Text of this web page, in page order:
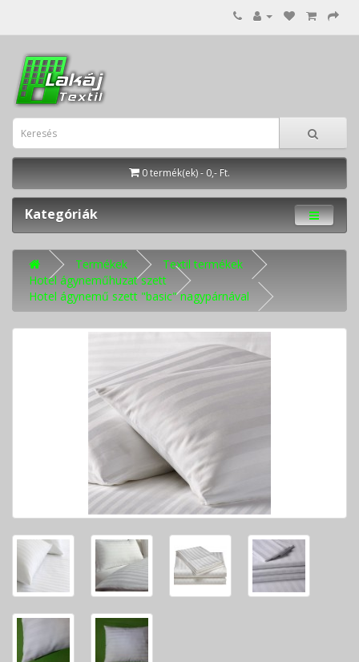
0 termék(ek) - 0,- Ft.
Kategóriák
Termékek
Textil termékek
Hotel ágyneműhuzat szett
Hotel ágynemű szett "basic" nagypárnával